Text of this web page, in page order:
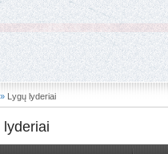
» Lygų lyderiai
lyderiai